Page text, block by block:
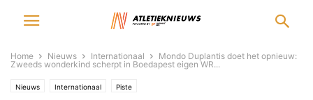
Home Nieuws Internationaal
Mondo Duplantis doet het opnieuw:
Zweeds wonderkind scherpt in Boedapest eigen WR...
Nieuws Internationaal Piste